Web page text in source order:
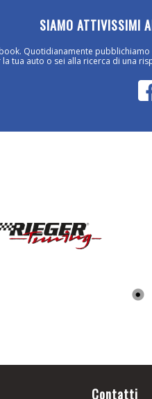
SIAMO ATTIVISSIMI
Quotidianamente
tua auto o sei alla ricerca di una
Contatti